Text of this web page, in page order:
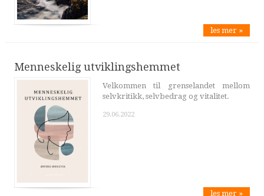
les mer »
Menneskelig utviklingshemmet
Velkommen til grenselandet mellom
selvkritikk, selvbedrag og vitalitet.
29.06.2022
les mer »